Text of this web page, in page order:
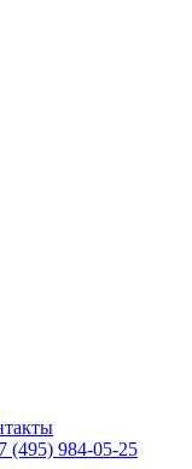
(495) 984-05-25